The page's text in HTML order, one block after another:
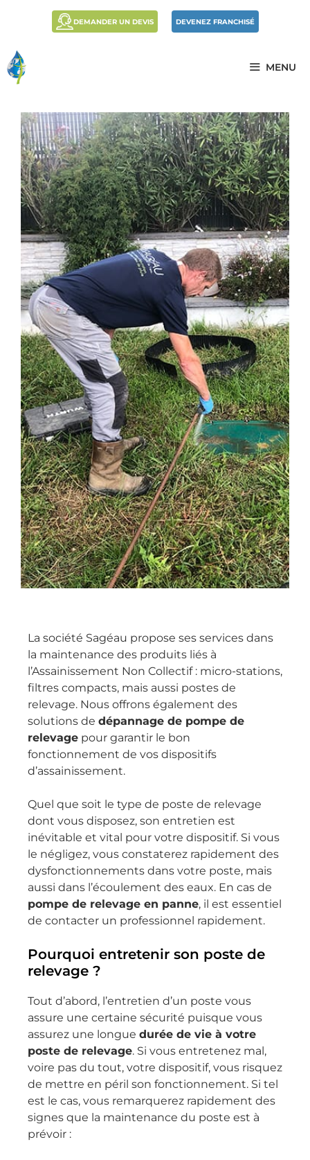
DEMANDER UN DEVIS DEVENEZ FRANCHISÉ
MENU
La société Sagéau propose ses services dans
la maintenance des produits liés à
l’Assainissement Non Collectif : micro-stations,
filtres compacts, mais aussi postes de
relevage. Nous offrons également des
solutions de dépannage de pompe de
relevage pour garantir le bon
fonctionnement de vos dispositifs
d’assainissement.
Quel que soit le type de poste de relevage
dont vous disposez, son entretien est
inévitable et vital pour votre dispositif. Si vous
le négligez, vous constaterez rapidement des
dysfonctionnements dans votre poste, mais
aussi dans l’écoulement des eaux. En cas de
pompe de relevage en panne, il est essentiel
de contacter un professionnel rapidement.
Pourquoi entretenir son poste de
relevage ?
Tout d’abord, l’entretien d’un poste vous
assure une certaine sécurité puisque vous
assurez une longue durée de vie à votre
poste de relevage. Si vous entretenez mal,
voire pas du tout, votre dispositif, vous risquez
de mettre en péril son fonctionnement. Si tel
est le cas, vous remarquerez rapidement des
signes que la maintenance du poste est à
prévoir :